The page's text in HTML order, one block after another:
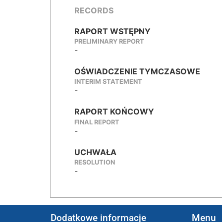
RECORDS
RAPORT WSTĘPNY
PRELIMINARY REPORT
-
OŚWIADCZENIE TYMCZASOWE
INTERIM STATEMENT
-
RAPORT KOŃCOWY
FINAL REPORT
-
UCHWAŁA
RESOLUTION
-
Dodatkowe informacje Menu